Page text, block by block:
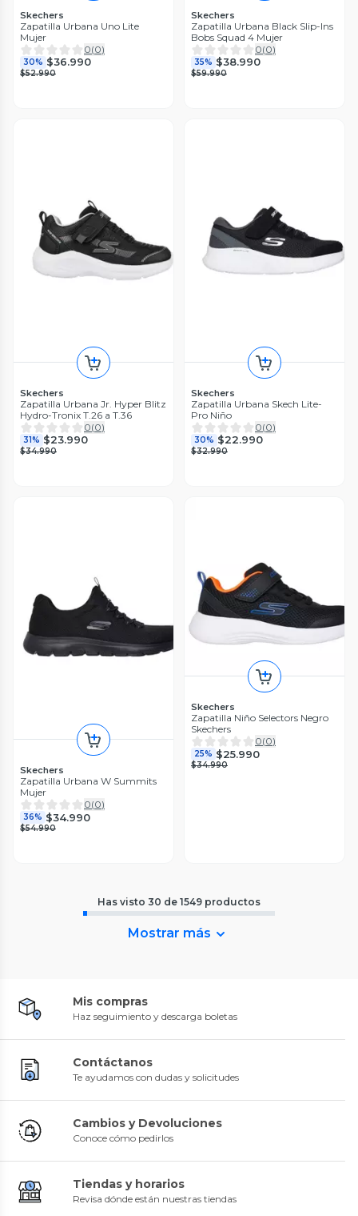
Skechers
Zapatilla Urbana Uno Lite
Mujer
0(0)
30% $36.990
$52.990
Skechers
Zapatilla Urbana Black Slip-Ins
Bobs Squad 4 Mujer
0(0)
35% $38.990
$59.990
Skechers
Zapatilla Urbana Jr. Hyper Blitz
Hydro-Tronix T.26 a T.36
0(0)
31% $23.990
$34.990
Skechers
Zapatilla Urbana Skech Lite-
Pro Niño
0(0)
30% $22.990
$32.990
Skechers
Zapatilla Urbana W Summits
Mujer
0(0)
36% $34.990
$54.990
Skechers
Zapatilla Niño Selectors Negro
Skechers
0(0)
25% $25.990
$34.990
Has visto 30 de 1549 productos
Mostrar más
Mis compras
Haz seguimiento y descarga boletas
Contáctanos
Te ayudamos con dudas y solicitudes
Cambios y Devoluciones
Conoce cómo pedirlos
Tiendas y horarios
Revisa dónde están nuestras tiendas